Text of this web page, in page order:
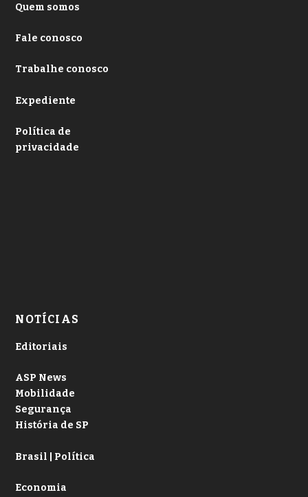
Quem somos
Fale conosco
Trabalhe conosco
Expediente
Política de
privacidade
NOTÍCIAS
Editoriais
ASP News
Mobilidade
Segurança
História de SP
Brasil | Política
Economia